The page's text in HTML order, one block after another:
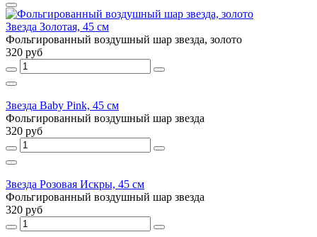
Звезда Золотая, 45 см
Фольгированный воздушный шар звезда, золото
320 руб
Звезда Baby Pink, 45 см
Фольгированный воздушный шар звезда
320 руб
Звезда Розовая Искры, 45 см
Фольгированный воздушный шар звезда
320 руб